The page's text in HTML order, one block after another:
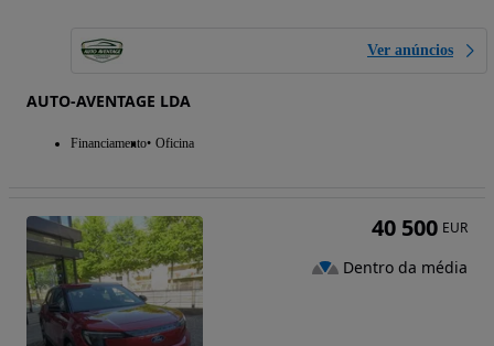
Ver anúncios
AUTO-AVENTAGE LDA
Financiamento Oficina
40 500 EUR
Dentro da média